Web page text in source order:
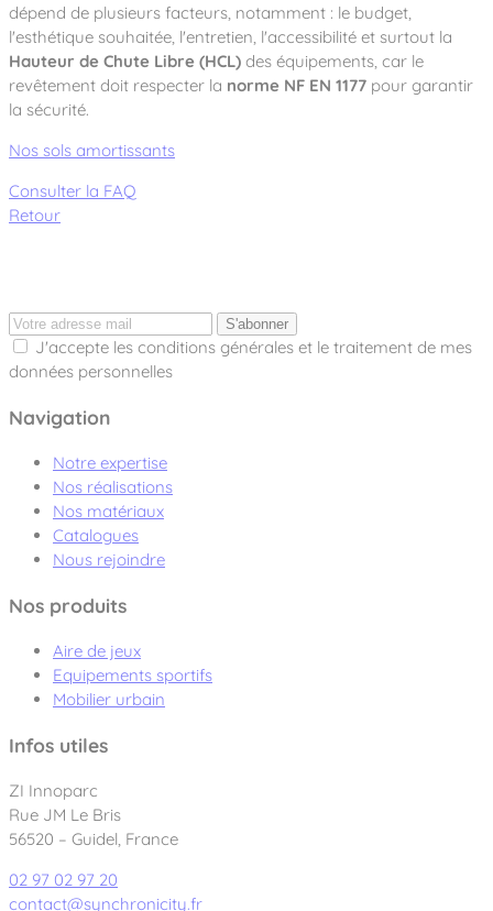
dépend de plusieurs facteurs, notamment : le budget,
l'esthétique souhaitée, l'entretien, l'accessibilité et surtout la
Hauteur de Chute Libre (HCL) des équipements, car le
revêtement doit respecter la norme NF EN 1177 pour garantir
la sécurité.
Nos sols amortissants
Consulter la FAQ
Retour
S'abonner
J'accepte les conditions générales et le traitement de mes
données personnelles
Navigation
Notre expertise
Nos réalisations
Nos matériaux
Catalogues
Nous rejoindre
Nos produits
Aire de jeux
Equipements sportifs
Mobilier urbain
Infos utiles
ZI Innoparc
Rue JM Le Bris
56520 – Guidel, France
02 97 02 97 20
contact@synchronicity.fr